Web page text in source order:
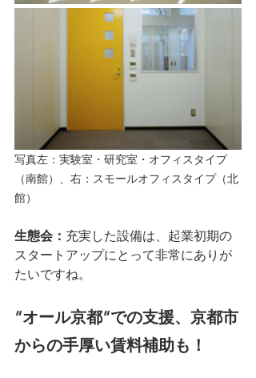
写真左：実験室・研究室・オフィスタイプ
（南館）、右：スモールオフィスタイプ（北
館）
生態会： 充実した設備は、起業初期の
スタートアップにとって非常にありが
たいですね。
”オール京都”での支援、京都市
からの手厚い賃料補助も！